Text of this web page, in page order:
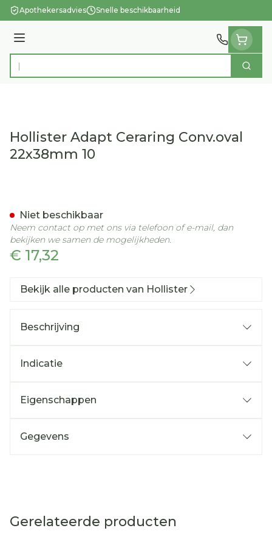
Ga naar de inhoud
Apothekersadvies Snelle beschikbaarheid
Menu
Product, merk, categorie... Zoek
Hollister Adapt Ceraring Conv.oval
22x38mm 10
€ 17,32
Niet beschikbaar
Neem contact op met ons via telefoon of e-mail, dan
bekijken we samen de mogelijkheden.
Bekijk alle producten van Hollister
Beschrijving
Indicatie
Eigenschappen
Gegevens
Gerelateerde producten